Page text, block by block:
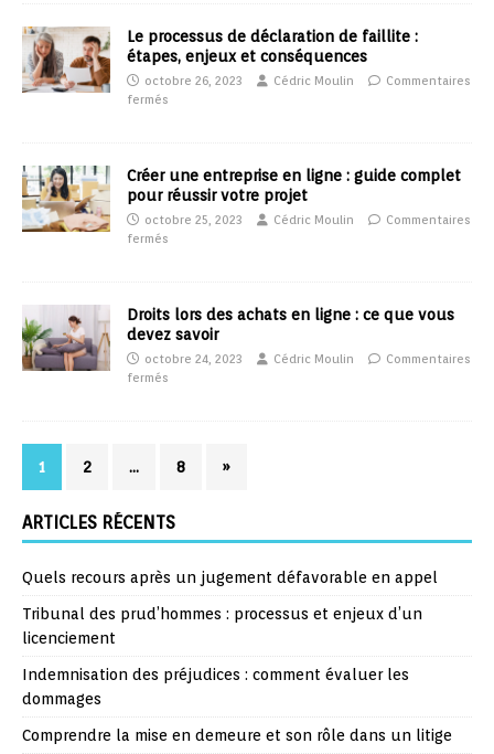
Le processus de déclaration de faillite :
étapes, enjeux et conséquences
octobre 26, 2023 Cédric Moulin
Commentaires
fermés
Créer une entreprise en ligne : guide complet
pour réussir votre projet
octobre 25, 2023 Cédric Moulin
Commentaires
fermés
Droits lors des achats en ligne : ce que vous
devez savoir
octobre 24, 2023 Cédric Moulin
Commentaires
fermés
1 2 … 8 »
ARTICLES RÉCENTS
Quels recours après un jugement défavorable en appel
Tribunal des prud’hommes : processus et enjeux d’un
licenciement
Indemnisation des préjudices : comment évaluer les
dommages
Comprendre la mise en demeure et son rôle dans un litige